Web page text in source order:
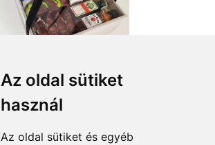
Az oldal sütiket
használ
Az oldal sütiket és egyéb
Tiszta szívvel
16 400 Ft-tól